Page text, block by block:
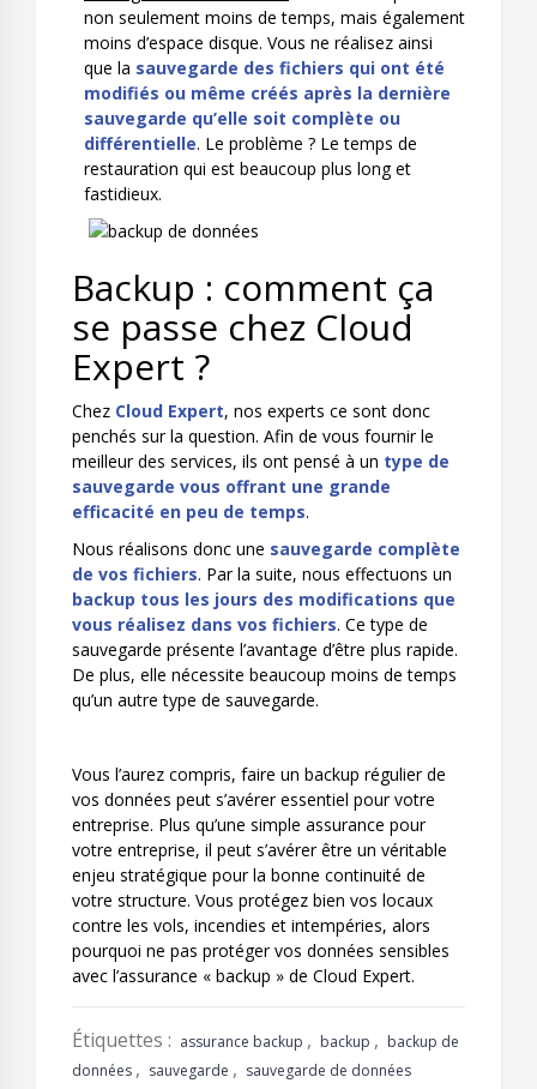
non seulement moins de temps, mais également
moins d’espace disque. Vous ne réalisez ainsi
que la sauvegarde des fichiers qui ont été
modifiés ou même créés après la dernière
sauvegarde qu’elle soit complète ou
différentielle. Le problème ? Le temps de
restauration qui est beaucoup plus long et
fastidieux.
Backup : comment ça
se passe chez Cloud
Expert ?
Chez Cloud Expert, nos experts ce sont donc
penchés sur la question. Afin de vous fournir le
meilleur des services, ils ont pensé à un type de
sauvegarde vous offrant une grande
efficacité en peu de temps.
Nous réalisons donc une sauvegarde complète
de vos fichiers. Par la suite, nous effectuons un
backup tous les jours des modifications que
vous réalisez dans vos fichiers. Ce type de
sauvegarde présente l’avantage d’être plus rapide.
De plus, elle nécessite beaucoup moins de temps
qu’un autre type de sauvegarde.
Vous l’aurez compris, faire un backup régulier de
vos données peut s’avérer essentiel pour votre
entreprise. Plus qu’une simple assurance pour
votre entreprise, il peut s’avérer être un véritable
enjeu stratégique pour la bonne continuité de
votre structure. Vous protégez bien vos locaux
contre les vols, incendies et intempéries, alors
pourquoi ne pas protéger vos données sensibles
avec l’assurance « backup » de Cloud Expert.
Étiquettes : assurance backup , backup , backup de
données , sauvegarde , sauvegarde de données